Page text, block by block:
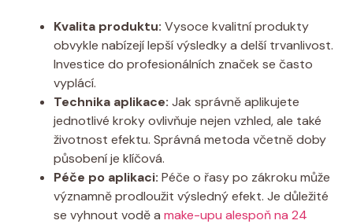
Kvalita produktu: Vysoce kvalitní produkty
obvykle nabízejí lepší výsledky a delší trvanlivost.
Investice do profesionálních značek se často
vyplácí.
Technika aplikace: Jak správně aplikujete
jednotlivé kroky ovlivňuje nejen vzhled, ale také
životnost efektu. Správná metoda včetně doby
působení je klíčová.
Péče po aplikaci: Péče o řasy po zákroku může
významně prodloužit výsledný efekt. Je důležité
se vyhnout vodě a make-upu alespoň na 24